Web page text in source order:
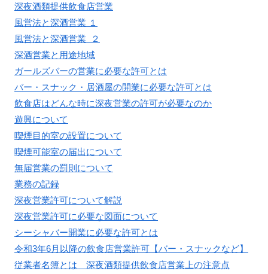
深夜酒類提供飲食店営業
風営法と深酒営業 １
風営法と深酒営業 ２
深酒営業と用途地域
ガールズバーの営業に必要な許可とは
バー・スナック・居酒屋の開業に必要な許可とは
飲食店はどんな時に深夜営業の許可が必要なのか
遊興について
喫煙目的室の設置について
喫煙可能室の届出について
無届営業の罰則について
業務の記録
深夜営業許可について解説
深夜営業許可に必要な図面について
シーシャバー開業に必要な許可とは
令和3年6月以降の飲食店営業許可【バー・スナックなど】
従業者名簿とは 深夜酒類提供飲食店営業上の注意点